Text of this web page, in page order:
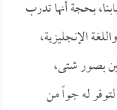
بحجة أنها تدرب
الإنجليزية،
بصور شتى،
له جواً من